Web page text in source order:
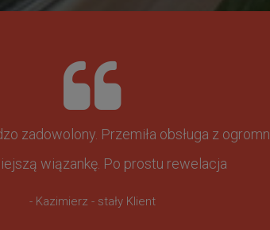
zadowolony. Przemiła obsługa z
wiązankę. Po prostu rewelacja
- Kazimierz - stały Klient